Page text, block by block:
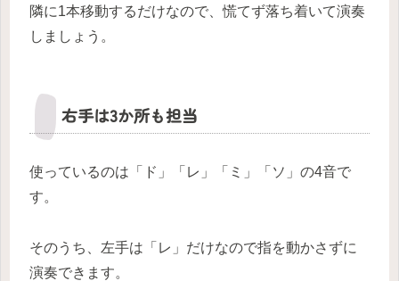
隣に1本移動するだけなので、慌てず落ち着いて演奏
しましょう。
右手は3か所も担当
使っているのは「ド」「レ」「ミ」「ソ」の4音で
す。
そのうち、左手は「レ」だけなので指を動かさずに
演奏できます。